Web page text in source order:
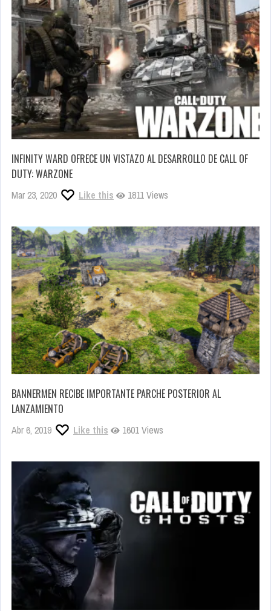
INFINITY WARD OFRECE UN VISTAZO AL DESARROLLO DE CALL OF
DUTY: WARZONE
Mar 23, 2020 Like this 1811 Views
BANNERMEN RECIBE IMPORTANTE PARCHE POSTERIOR AL
LANZAMIENTO
Abr 6, 2019 Like this 1601 Views